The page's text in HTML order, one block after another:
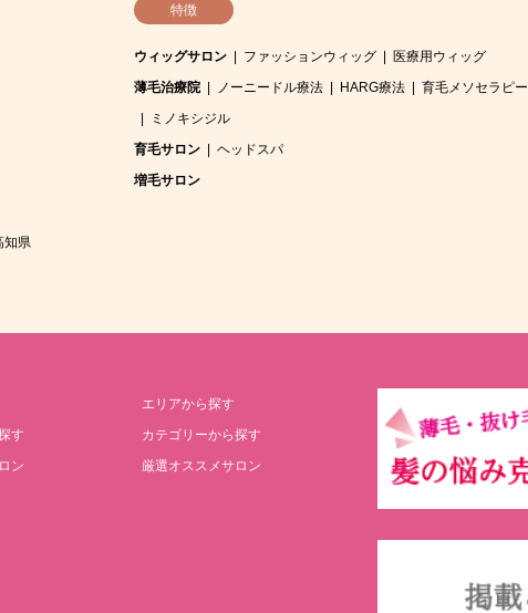
知県
特徴
ウィッグサロン ファッションウィッグ
医療用ウィッグ
薄毛治療院
ノーニードル療法 HARG療法 育毛メソセラピー
ミノキシジル
育毛サロン
ヘッドスパ
増毛サロン
す
ン
エリアから探す
カテゴリーから探す
厳選オススメサロン